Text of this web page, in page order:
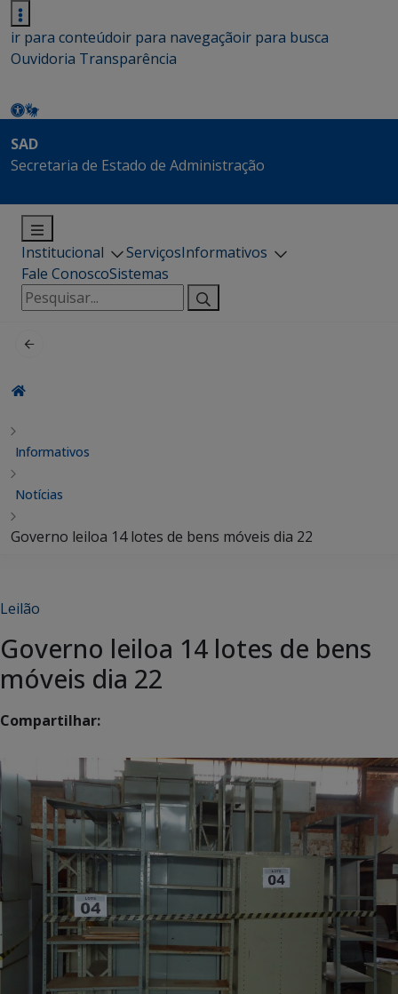
ir para conteúdoir para navegaçãoir para busca
Ouvidoria Transparência
SAD
Secretaria de Estado de Administração
Institucional ServiçosInformativos
Fale ConoscoSistemas
Pesquisar
por:
Informativos
Notícias
Governo leiloa 14 lotes de bens móveis dia 22
Leilão
Governo leiloa 14 lotes de bens
móveis dia 22
Compartilhar: